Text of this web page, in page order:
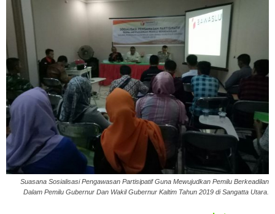
Suasana Sosialisasi Pengawasan Partisipatif Guna Mewujudkan Pemilu Berkeadilan
Dalam Pemilu Gubernur Dan Wakil Gubernur Kaltim Tahun 2019 di Sangatta Utara.